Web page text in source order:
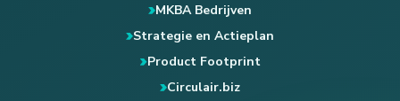
MKBA Bedrijven
Strategie en Actieplan
Product Footprint
Circulair.biz